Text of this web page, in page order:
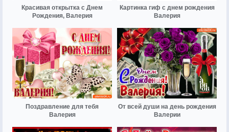
Красивая открытка с Днем
Рождения, Валерия
Картинка гиф с днем рождения
Валерия
Поздравление для тебя
Валерия
От всей души на день рождения
Валерии